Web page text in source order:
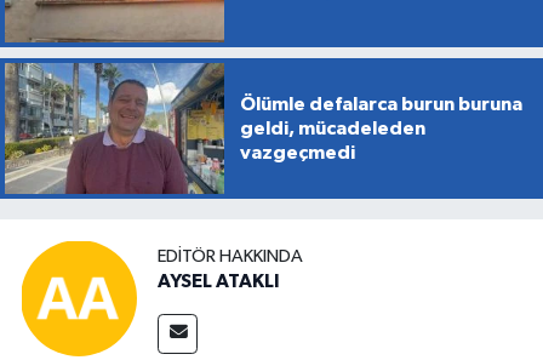
Ölümle defalarca burun buruna
geldi, mücadeleden
vazgeçmedi
EDITÖR HAKKINDA
AYSEL ATAKLI